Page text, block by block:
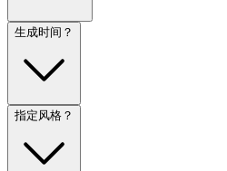
生成时间？
指定风格？